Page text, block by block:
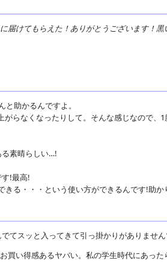
けてもらえた！ありがとうございます！
助かるんですよ。
らなくなったりして。そんな感じなので
る素晴らしい…!
!最高!
る・・・という使い方ができるんです!助か
スッと入ってきて引っ掛かりがありません
い得感あるヤバい。私の学生時代にあっ